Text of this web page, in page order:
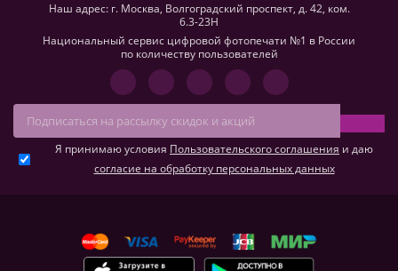
Наш адрес: г. Москва, Волгоградский проспект, д. 42, ком.
6.3-23H
Национальный сервис цифровой фотопечати №1 в России
по количеству пользователей
Я принимаю условия Пользовательского соглашения и даю
согласие на обработку персональных данных